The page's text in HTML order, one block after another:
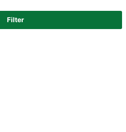
Filter